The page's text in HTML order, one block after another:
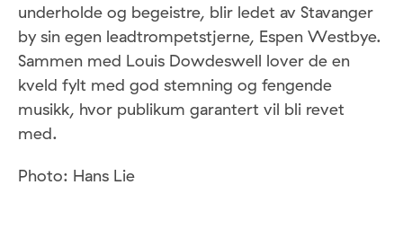
underholde og begeistre, blir ledet av Stavanger
by sin egen leadtrompetstjerne, Espen Westbye.
Sammen med Louis Dowdeswell lover de en
kveld fylt med god stemning og fengende
musikk, hvor publikum garantert vil bli revet
med.
Photo: Hans Lie